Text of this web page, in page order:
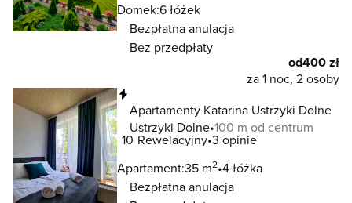
Domek:6 łóżek
Bezpłatna anulacja
Bez przedpłaty
od400 zł
za 1 noc, 2 osoby
Apartamenty Katarina Ustrzyki Dolne
Ustrzyki Dolne 100 m od centrum
10 Rewelacyjny 3 opinie
Apartament:35 m2 4 łóżka
Bezpłatna anulacja